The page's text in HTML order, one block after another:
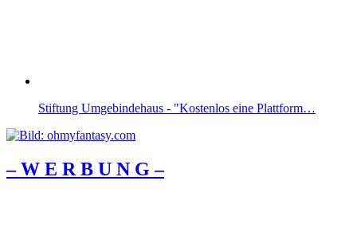
Stiftung Umgebindehaus - "Kostenlos eine Plattform…
– W Ε R Β U Ν G –